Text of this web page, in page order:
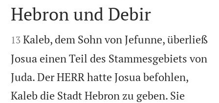

Hebron und Debir

13 Kaleb, dem Sohn von Jefunne, überließ
Josua einen Teil des Stammesgebiets von
Juda. Der HERR hatte Josua befohlen,
Kaleb die Stadt Hebron zu geben. Sie